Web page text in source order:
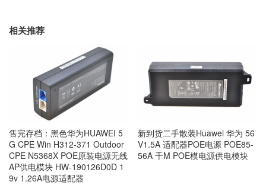
相关推荐
售完存档：黑色华为HUAWEI 5
G CPE Win H312-371 Outdoor
CPE N5368X POE原装电源无线
AP供电模块 HW-190126D0D 1
9v 1.26A电源适配器
新到货二手散装Huawei 华为 56
V1.5A 适配器POE电源 POE85-
56A 千M POE模电源供电模块